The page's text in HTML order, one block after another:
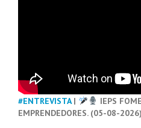
#ENTREVISTA|
IEPS
EMPRENDEDORES. (05-08-2026)